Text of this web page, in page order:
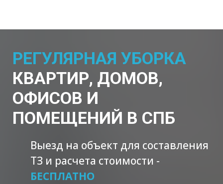
РЕГУЛЯРНАЯ УБОРКА
КВАРТИР, ДОМОВ,
ОФИСОВ И
ПОМЕЩЕНИЙ В СПБ
Выезд на объект для составления
ТЗ и расчета стоимости -
БЕСПЛАТНО